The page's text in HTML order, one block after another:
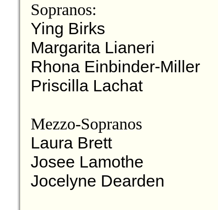
Sopranos:
Ying Birks
Margarita Lianeri
Rhona Einbinder-Miller
Priscilla Lachat
Mezzo-Sopranos
Laura Brett
Josee Lamothe
Jocelyne Dearden